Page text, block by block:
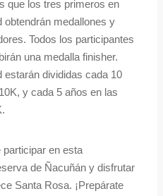
que los tres primeros en
obtendrán medallones y
Todos los participantes
una medalla finisher.
estarán divididas cada 10
y cada 5 años en las
participar en esta
de Ñacuñán y disfrutar
Santa Rosa. ¡Prepárate